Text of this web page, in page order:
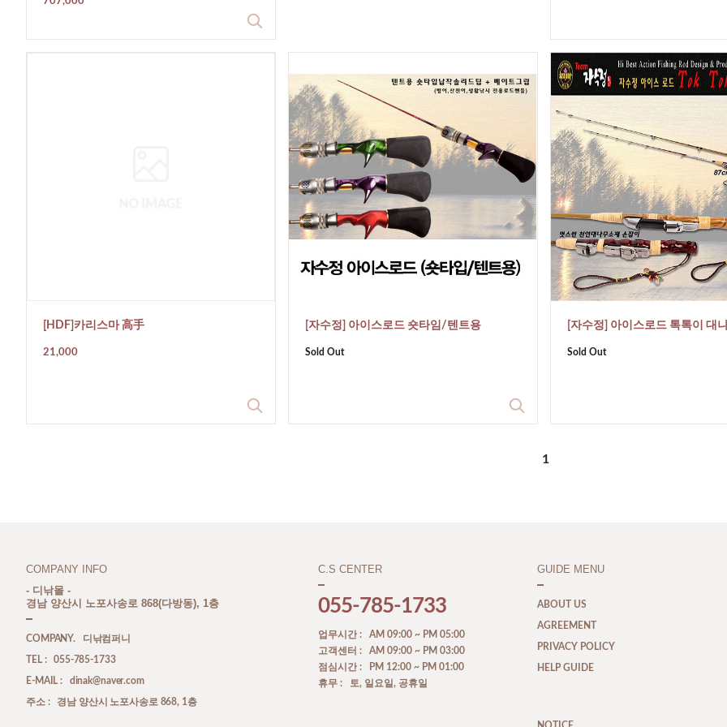
[HDF]카리스마 高手
21,000
[자수정] 아이스로드 숏타임/텐트용
Sold Out
[자수정] 아이스로드 톡톡이 대
Sold Out
1
COMPANY INFO
- 디낚몰 -
경남 양산시 노포사송로 868(다방동), 1층
COMPANY. 디낚컴퍼니
TEL : 055-785-1733
E-MAIL : dinak@naver.com
주소 : 경남 양산시 노포사송로 868, 1층
C.S CENTER
055-785-1733
업무시간 : AM 09:00 ~ PM 05:00
고객센터 : AM 09:00 ~ PM 03:00
점심시간 : PM 12:00 ~ PM 01:00
휴무 : 토, 일요일, 공휴일
GUIDE MENU
ABOUT US
AGREEMENT
PRIVACY POLICY
HELP GUIDE